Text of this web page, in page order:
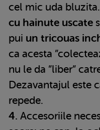
cel mic uda bluzita.
cu hainute uscate
pui un tricouas
ca acesta
nu le da ”liber”
Dezavantajul este
repede.
4. Accesoriile